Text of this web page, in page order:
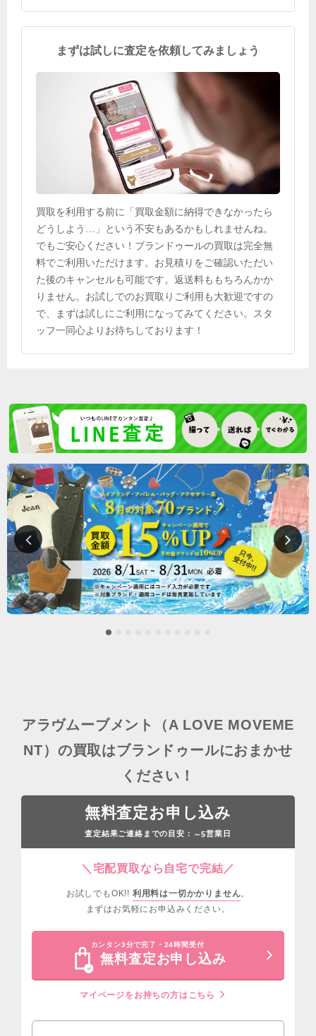
まずは試しに査定を依頼してみましょう
買取を利用する前に「買取金額に納得できなかったら
どうしよう…」という不安もあるかもしれませんね。
でもご安心ください！ブランドゥールの買取は完全無
料でご利用いただけます。お見積りをご確認いただい
た後のキャンセルも可能です。返送料ももちろんかか
りません。お試しでのお買取りご利用も大歓迎ですの
で、まずは試しにご利用になってみてください。スタ
ッフ一同心よりお待ちしております！
アラヴムーブメント（A LOVE MOVEME
NT）の買取はブランドゥールにおまかせ
ください！
無料査定お申し込み
査定結果ご連絡までの目安： ～5営業日
＼宅配買取なら自宅で完結／
お試しでもOK!! 利用料は一切かかりません。
まずはお気軽にお申込みください。
カンタン3分で完了・24時間受付
無料査定お申し込み
マイページをお持ちの方はこちら